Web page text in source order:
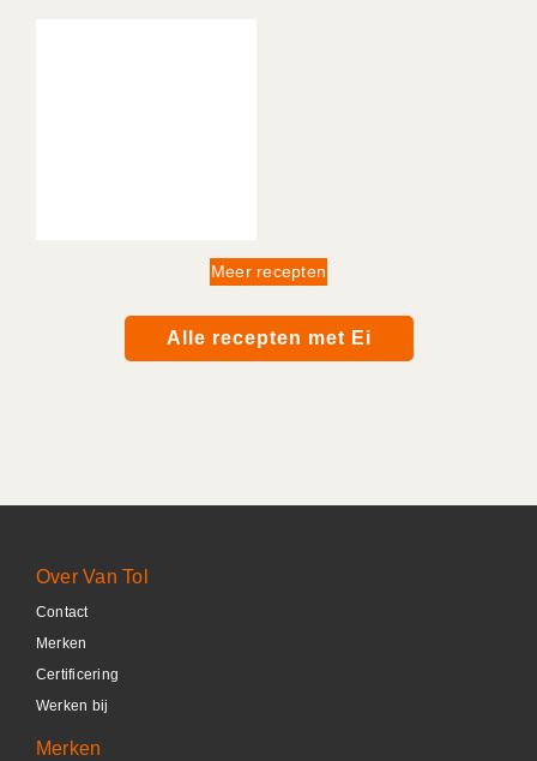
Meer recepten
Alle recepten met Ei
Over Van Tol
Contact
Merken
Certificering
Werken bij
Merken